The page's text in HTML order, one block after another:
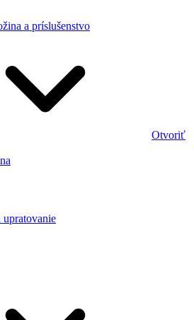
a príslušenstvo
Otvoriť
upratovanie